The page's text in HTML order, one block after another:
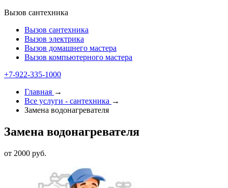
Вызов сантехника
Вызов сантехника
Вызов электрика
Вызов домашнего мастера
Вызов компьютерного мастера
+7-922-335-1000
Главная →
Все услуги - cантехника →
Замена водонагревателя
Замена водонагревателя
от 2000 руб.